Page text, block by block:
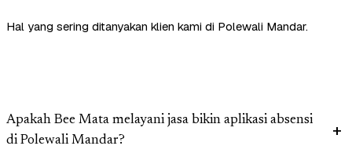
Hal yang sering ditanyakan klien kami di Polewali Mandar.
Apakah Bee Mata melayani jasa bikin aplikasi absensi
di Polewali Mandar?